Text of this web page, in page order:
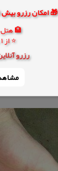
🎁 امکان رزرو بیش از 1000 هتل و اقامتگاه مشهد با 80%
🏨
⭐ از 1 تا 5 ستاره | فولبرد | نزدیک حرم
رزرو